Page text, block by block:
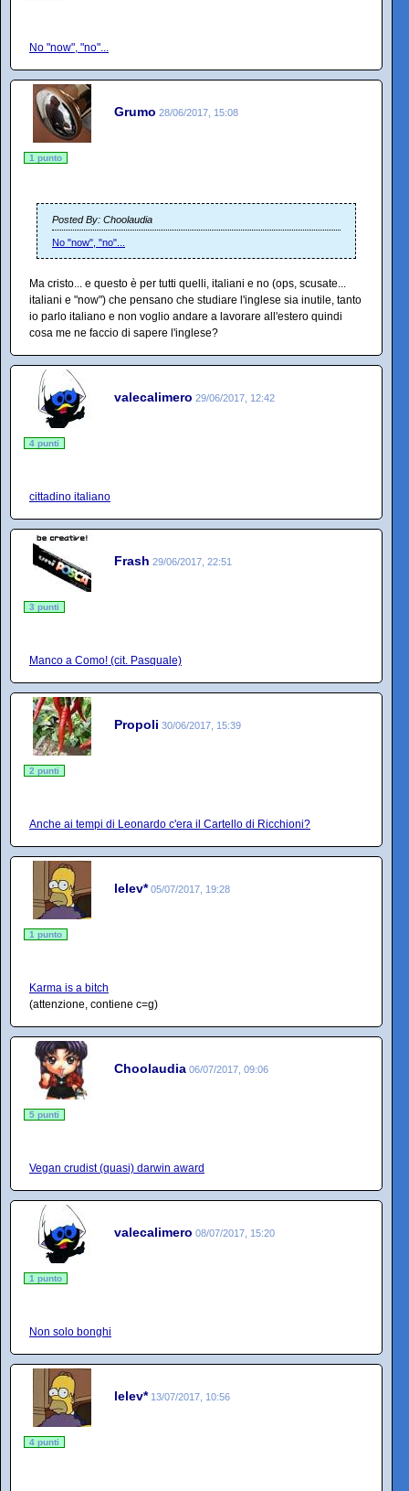
No "now", "no"...
Grumo 28/06/2017, 15:08
1 punto
Posted By: Choolaudia
No "now", "no"...
Ma cristo... e questo è per tutti quelli, italiani e no (ops, scusate...
italiani e "now") che pensano che studiare l'inglese sia inutile, tanto
io parlo italiano e non voglio andare a lavorare all'estero quindi
cosa me ne faccio di sapere l'inglese?
valecalimero 29/06/2017, 12:42
4 punti
cittadino italiano
Frash 29/06/2017, 22:51
3 punti
Manco a Como! (cit. Pasquale)
Propoli 30/06/2017, 15:39
2 punti
Anche ai tempi di Leonardo c'era il Cartello di Ricchioni?
lelev* 05/07/2017, 19:28
1 punto
Karma is a bitch
(attenzione, contiene c=g)
Choolaudia 06/07/2017, 09:06
5 punti
Vegan crudist (quasi) darwin award
valecalimero 08/07/2017, 15:20
1 punto
Non solo bonghi
lelev* 13/07/2017, 10:56
4 punti